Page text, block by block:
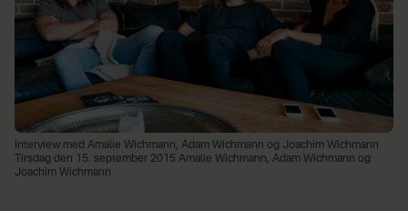
Interview med Amalie Wichmann, Adam Wichmann og Joachim Wichmann
Tirsdag den 15. september 2015 Amalie Wichmann, Adam Wichmann og
Joachim Wichmann